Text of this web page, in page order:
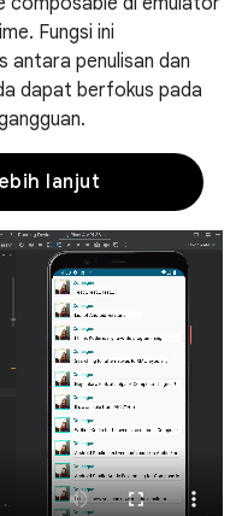
Fungsi ini
antara penulisan dan
dapat berfokus pada
lanjut